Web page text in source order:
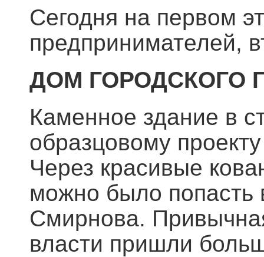
Сегодня на первом
предпринимателей,
ДОМ ГОРОДСКОГО
Каменное здание в
образцовому
Через красивые
можно было попасть
Смирнова.
власти пришли